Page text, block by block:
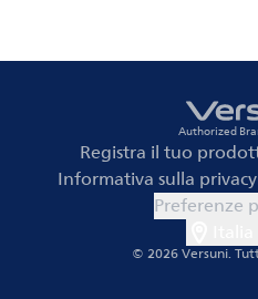
Authorized
Registra il tuo
Informativa sulla privacy
Preferenze
© 2026 Versuni.